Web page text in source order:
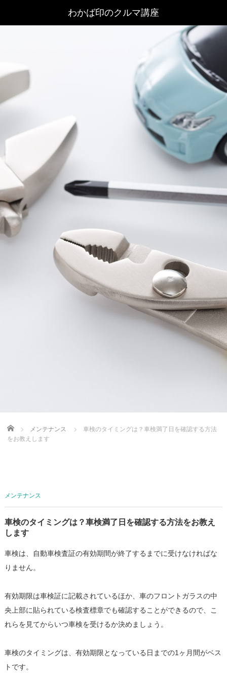
Home メンテナンス
車検のタイミングは？車検満了日を確認する方法
をお教えします
メンテナンス
車検のタイミングは？車検満了日を確認する方法をお教え
します
車検は、自動車検査証の有効期間が終了するまでに受けなければな
りません。
有効期限は車検証に記載されているほか、車のフロントガラスの中
央上部に貼られている検査標章でも確認することができるので、こ
れらを見てからいつ車検を受けるか決めましょう。
車検のタイミングは、有効期限となっている日までの1ヶ月間がベス
トです。